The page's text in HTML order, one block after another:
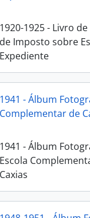
a área de
1920-1925 - Livro
de Imposto sobre
Expediente
a área de
1941 - Álbum
Complementar de
1941 - Álbum
Escola
Caxias